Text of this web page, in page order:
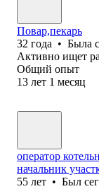
Повар,пекарь
32 года • Была
Активно ищет
Общий опыт
13 лет 1 месяц
оператор
начальник
55 лет • Был